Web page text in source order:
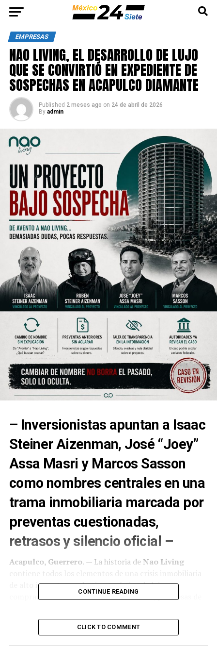
EMPRESAS
NAO LIVING, EL DESARROLLO DE LUJO
QUE SE CONVIRTIÓ EN EXPEDIENTE DE
SOSPECHAS EN ACAPULCO DIAMANTE
Published 2 meses ago on 24 de abril de 2026
By admin
– Inversionistas apuntan a Isaac
Steiner Aizenman, José “Joey”
Assa Masri y Marcos Sasson
como nombres centrales en una
trama inmobiliaria marcada por
preventas cuestionadas,
retrasos y silencio oficial –
Acapulco, Guerrero. — La historia de Nao Living
contiene todos los elementos de una crisis inmobiliaria
de alto impacto: un destino turístico de lujo,
compradores con inversiones millonarias, promesas de
mercado y tres nombres que hoy concentran el reclamo
público: Isaac Steiner Aizenman, José “Joey” Assa
Masri y Marcos Sasson.
CONTINUE READING
CLICK TO COMMENT